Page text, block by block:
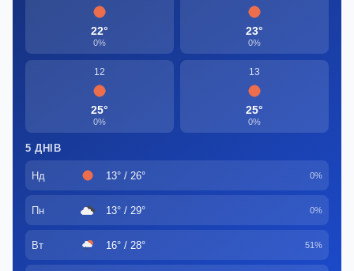
22°
0%
23°
0%
12
25°
0%
13
25°
0%
5 ДНІВ
Нд 13° / 26° 0%
Пн 13° / 29° 0%
Вт 16° / 28° 51%